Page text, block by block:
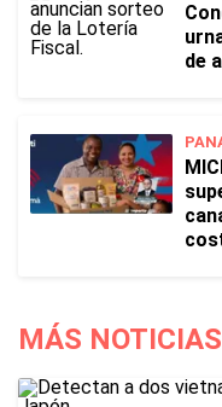
de
MÁS NOTICIAS